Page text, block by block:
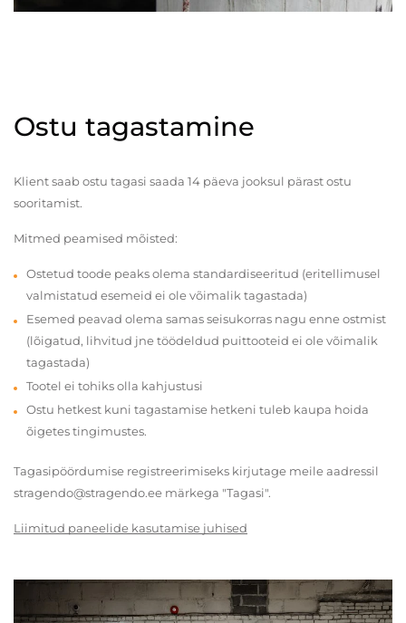
Ostu tagastamine
Klient saab ostu tagasi saada 14 päeva jooksul pärast ostu
sooritamist.
Mitmed peamised mõisted:
Ostetud toode peaks olema standardiseeritud (eritellimusel
valmistatud esemeid ei ole võimalik tagastada)
Esemed peavad olema samas seisukorras nagu enne ostmist
(lõigatud, lihvitud jne töödeldud puittooteid ei ole võimalik
tagastada)
Tootel ei tohiks olla kahjustusi
Ostu hetkest kuni tagastamise hetkeni tuleb kaupa hoida
õigetes tingimustes.
Tagasipöördumise registreerimiseks kirjutage meile aadressil
stragendo@stragendo.ee märkega "Tagasi".
Liimitud paneelide kasutamise juhised